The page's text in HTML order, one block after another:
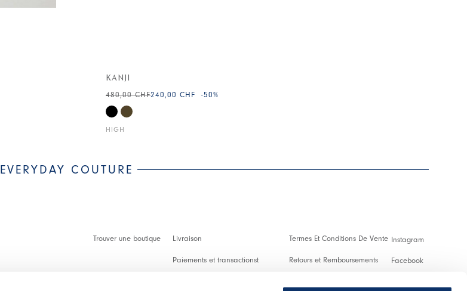
KANJI
HIGH
480,00 CHF240,00 CHF -50%
EVERYDAY COUTURE
Trouver une boutique Livraison
Paiements et transactionst
Termes Et Conditions De Vente
Retours et Remboursements
Instagram
Facebook